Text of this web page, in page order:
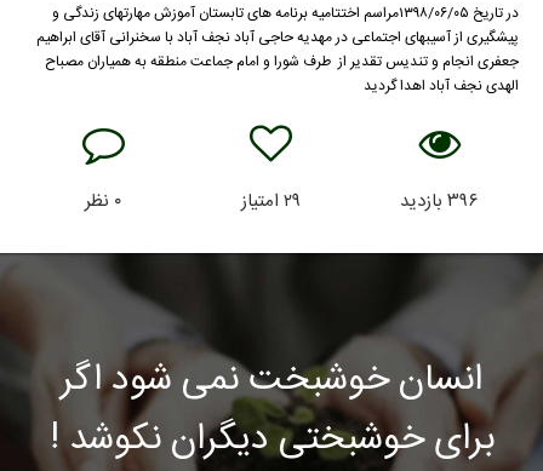
در تاریخ ۱۳۹۸/۰۶/۰۵مراسم اختتامیه برنامه های تابستان آموزش مهارتهای زندگی و
پیشگیری از آسیبهای اجتماعی در مهدیه حاجی آباد نجف آباد با سخنرانی آقای ابراهیم
جعفری انجام و تندیس تقدیر از طرف شورا و امام جماعت منطقه به همیاران مصباح
الهدی نجف آباد اهدا گردید
۳۹۶بازدید ۲۹امتیاز ۰ نظر
انسان خوشبخت نمی شود اگر
برای خوشبختی دیگران نکوشد !